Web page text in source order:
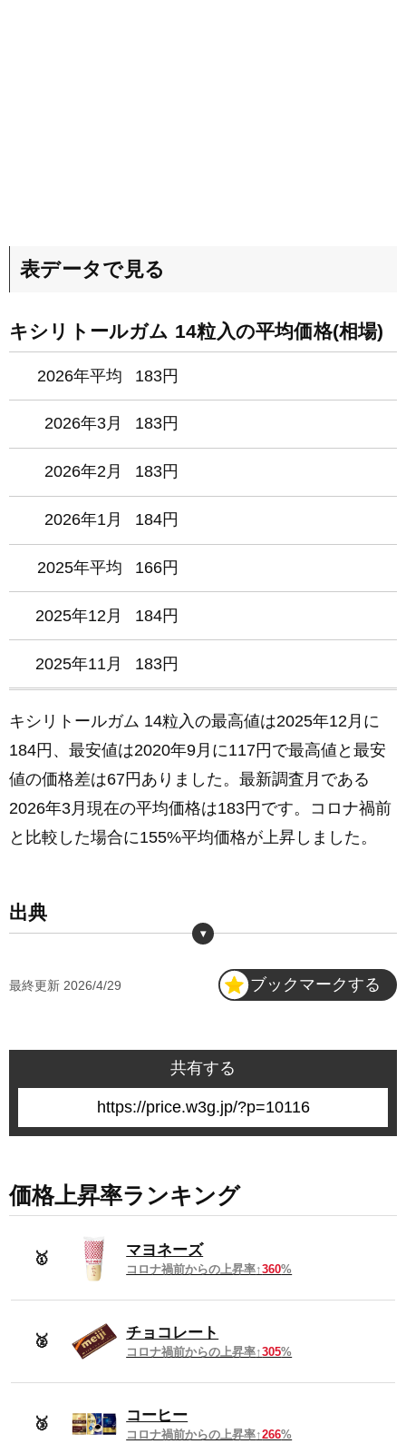
表データで見る
キシリトールガム 14粒入の平均価格(相場)
2026年平均 183円
2026年3月 183円
2026年2月 183円
2026年1月 184円
2025年平均 166円
2025年12月 184円
2025年11月 183円
2025年10月 183円
2025年9月 182円
2025年8月 180円
2025年3月 151円
2024年平均 146円
2024年12月 151円
2024年10月 151円
2024年9月 151円
2024年8月 150円
キシリトールガム 14粒入の最高値は2025年12月に
184円、最安値は2020年9月に117円で最高値と最安
値の価格差は67円ありました。最新調査月である
2026年3月現在の平均価格は183円です。コロナ禍前
と比較した場合に155%平均価格が上昇しました。
出典
ガム，14粒入り，「キシリトール ガム＜ライムミント＞」又は
最終更新 2026/4/29 ブックマークする
共有する
10116
価格上昇率ランキング
🥇
マヨネーズ
コロナ禍前からの上昇率 360%
🥈
チョコレート
コロナ禍前からの上昇率 305%
🥉
コーヒー
コロナ禍前からの上昇率 266%